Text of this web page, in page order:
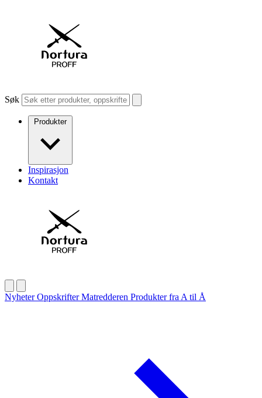
Søk
Produkter
Inspirasjon
Kontakt
NyheterOppskrifterMatredderen Produkter fra A til Å